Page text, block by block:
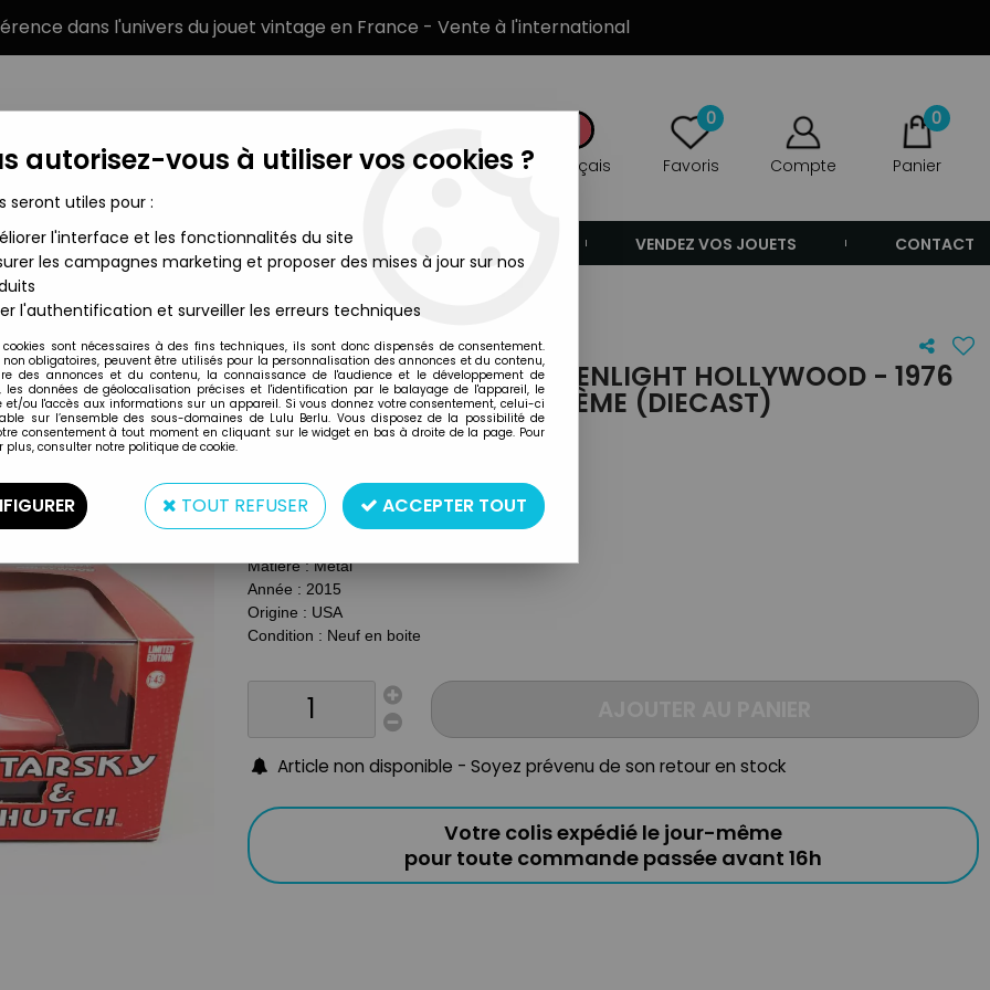
dans l'univers du jouet vintage en France - Vente à l'international
Français
0
Favoris Compte
0
Panier
MARQUES TYPE DE PRODUIT VENDEZ VOS JOUETS CONTACT
- 1976 Ford Gran Torino 1/43ème (Diecast)
Greenlight Collectibles
STARSKY & HUTCH - GREENLIGHT HOLLYWOOD - 1976
FORD GRAN TORINO 1/43ÈME (DIECAST)
Type : Véhicule diecast
Echelle : 1/43ème
Matière : Métal
Année : 2015
Origine : USA
Condition : Neuf en boite
Article non disponible - Soyez prévenu de son retour en stock
Votre colis expédié le jour-même
pour toute commande passée avant 16h
autorisez-vous à utiliser vos cookies ?
seront utiles pour :
l'interface et les fonctionnalités du site
les campagnes marketing et proposer des mises à jour sur nos
l'authentification et surveiller les erreurs techniques
cookies sont nécessaires à des fins techniques, ils sont donc dispensés de consentement.
non obligatoires, peuvent être utilisés pour la personnalisation des annonces et du contenu,
des annonces et du contenu, la connaissance de l'audience et le développement de
les données de géolocalisation précises et l'identification par le balayage de l'appareil, le
et/ou l'accès aux informations sur un appareil. Si vous donnez votre consentement, celui-ci
sur l’ensemble des sous-domaines de Lulu Berlu. Vous disposez de la possibilité de
consentement à tout moment en cliquant sur le widget en bas à droite de la page. Pour
plus, consulter notre politique de cookie.
TOUT REFUSER ACCEPTER TOUT